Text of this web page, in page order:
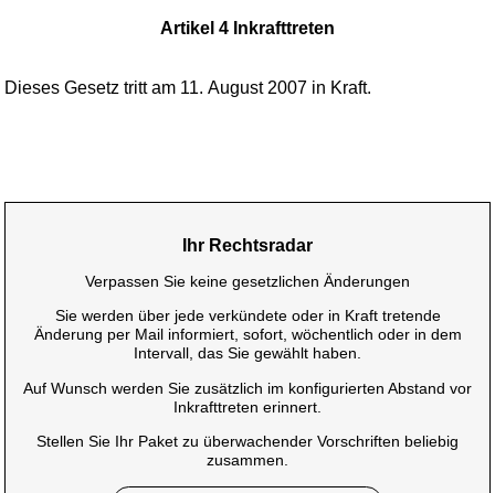
Artikel 4 Inkrafttreten
Dieses Gesetz tritt am 11. August 2007 in Kraft.
Ihr Rechtsradar
Verpassen Sie keine gesetzlichen Änderungen
Sie werden über jede verkündete oder in Kraft tretende
Änderung per Mail informiert, sofort, wöchentlich oder in dem
Intervall, das Sie gewählt haben.
Auf Wunsch werden Sie zusätzlich im konfigurierten Abstand vor
Inkrafttreten erinnert.
Stellen Sie Ihr Paket zu überwachender Vorschriften beliebig
zusammen.